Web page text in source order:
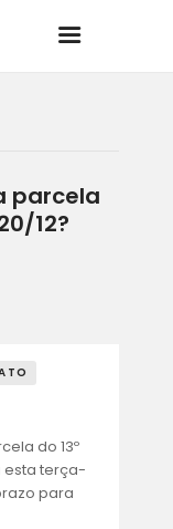
parcela
12?
do 13º
esta terça-
para